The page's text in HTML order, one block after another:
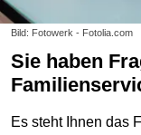
Bild: Fotowerk - Fotolia.com
Sie haben Fragen zum Elterngeld? Unser
Es steht Ihnen das